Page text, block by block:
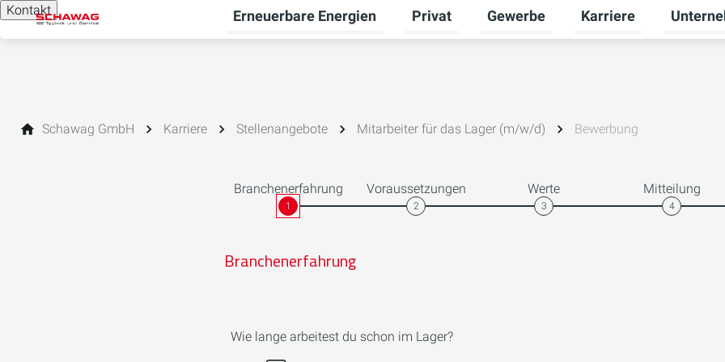
Kontakt Erneuerbare Energien
Untermenü für Erneuerbare Energien umschalten
Privat
Untermenü für Privat umschalten
Gewerbe
Untermenü für
Karriere
Schawag GmbH Karriere Stellenangebote Mitarbeiter für das Lager (m/w/d) Bewerbung
Branchenerfahrung
1
Voraussetzungen
2
Werte
3
Mitteilung
4
Branchenerfahrung
Wie lange arbeitest du schon im Lager?